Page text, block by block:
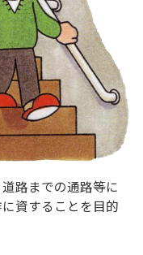
路までの通路等に
資することを目的